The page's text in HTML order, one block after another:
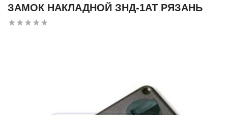
ЗАМОК НАКЛАДНОЙ ЗНД-1АТ РЯЗАНЬ